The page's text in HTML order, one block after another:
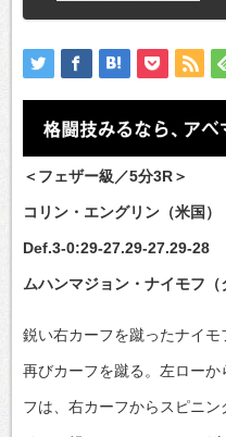
＜フェザー級／5分3R＞
コリン・エングリン（米国）
Def.3-0:29-27.29-27.29-28
ムハンマジョン・ナイモフ（
鋭い右カーフを蹴ったナイ
再びカーフを蹴る。左ロー
フは、右カーフからスピニ